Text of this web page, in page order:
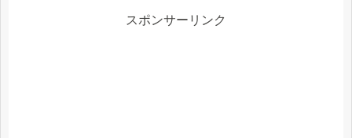
スポンサーリンク